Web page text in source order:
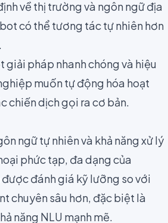
về thị trường và ngôn ngữ địa
có thể tương tác tự nhiên hơn
giải pháp nhanh chóng và hiệu
muốn tự động hóa hoạt
chiến dịch gọi ra cơ bản.
ngữ tự nhiên và khả năng xử lý
phức tạp, đa dạng của
đánh giá kỹ lưỡng so với
chuyên sâu hơn, đặc biệt là
năng NLU mạnh mẽ.